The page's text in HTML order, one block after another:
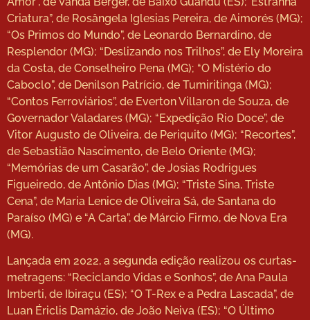
Criatura”, de Rosângela Iglesias Pereira, de Aimorés (MG);
“Os Primos do Mundo”, de Leonardo Bernardino, de
Resplendor (MG); “Deslizando nos Trilhos”, de Ely Moreira
da Costa, de Conselheiro Pena (MG); “O Mistério do
Caboclo”, de Denilson Patrício, de Tumiritinga (MG);
“Contos Ferroviários”, de Everton Villaron de Souza, de
Governador Valadares (MG); “Expedição Rio Doce”, de
Vitor Augusto de Oliveira, de Periquito (MG); “Recortes”,
de Sebastião Nascimento, de Belo Oriente (MG);
“Memórias de um Casarão”, de Josias Rodrigues
Figueiredo, de Antônio Dias (MG); “Triste Sina, Triste
Cena”, de Maria Lenice de Oliveira Sá, de Santana do
Paraíso (MG) e “A Carta”, de Márcio Firmo, de Nova Era
(MG).
Lançada em 2022, a segunda edição realizou os curtas-
metragens: “Reciclando Vidas e Sonhos”, de Ana Paula
Imberti, de Ibiraçu (ES); “O T-Rex e a Pedra Lascada”, de
Luan Ériclis Damázio, de João Neiva (ES); “O Último